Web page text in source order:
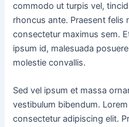
commodo ut turpis vel,
rhoncus ante. Praesent felis
consectetur maximus sem.
ipsum id, malesuada
molestie convallis.
Sed vel ipsum et massa
vestibulum bibendum.
consectetur adipiscing elit.